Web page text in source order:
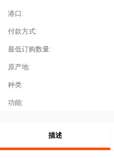
港口:
付款方式:
最低订购数量:
原产地:
种类:
功能:
描述